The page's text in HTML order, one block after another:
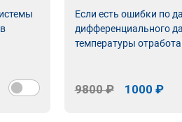
Если есть ошибки по
дифференциального
температуры
9800 ₽ 1000 ₽